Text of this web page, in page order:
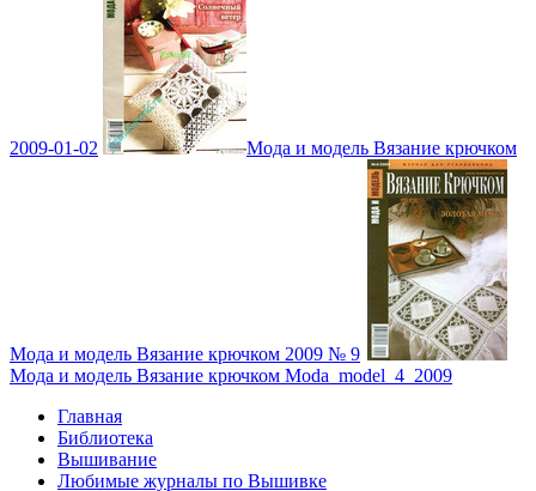
2009-01-02 Мода и модель Вязание крючком
Мода и модель Вязание крючком 2009 № 9
Мода и модель Вязание крючком Moda_model_4_2009
Главная
Библиотека
Вышивание
Любимые журналы по Вышивке